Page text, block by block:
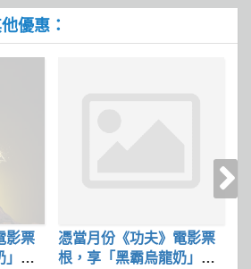
優惠：
影票
」現
憑當月份《功夫》電影票
根，享「黑霸烏龍奶」現